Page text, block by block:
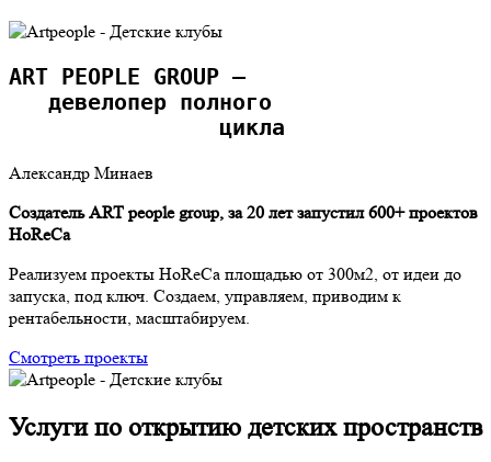
ART PEOPLE GROUP —
   девелопер полного
                цикла
Александр Минаев
Создатель ART people group, за 20 лет запустил 600+ проектов
HoReCa
Реализуем проекты HoReCa площадью от 300м2, от идеи до
запуска, под ключ. Создаем, управляем, приводим к
рентабельности, масштабируем.
Смотреть проекты
Услуги по открытию детских пространств